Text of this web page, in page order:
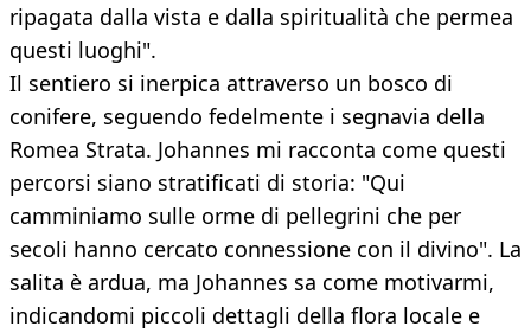
ripagata dalla vista e dalla spiritualità che permea
questi luoghi".
Il sentiero si inerpica attraverso un bosco di
conifere, seguendo fedelmente i segnavia della
Romea Strata. Johannes mi racconta come questi
percorsi siano stratificati di storia: "Qui
camminiamo sulle orme di pellegrini che per
secoli hanno cercato connessione con il divino". La
salita è ardua, ma Johannes sa come motivarmi,
indicandomi piccoli dettagli della flora locale e